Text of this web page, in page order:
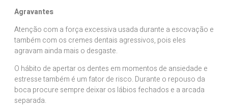
Agravantes
Atenção com a força excessiva usada durante a escovação e
também com os cremes dentais agressivos, pois eles
agravam ainda mais o desgaste.
O hábito de apertar os dentes em momentos de ansiedade e
estresse também é um fator de risco. Durante o repouso da
boca procure sempre deixar os lábios fechados e a arcada
separada.